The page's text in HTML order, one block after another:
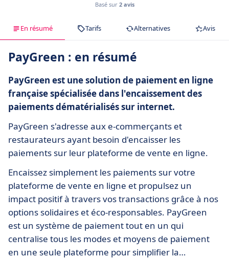
Basé sur 2 avis
En résumé Tarifs Alternatives Avis
PayGreen : en résumé
PayGreen est une solution de paiement en ligne
française spécialisée dans l'encaissement des
paiements dématérialisés sur internet.
PayGreen s'adresse aux e-commerçants et
restaurateurs ayant besoin d'encaisser les
paiements sur leur plateforme de vente en ligne.
Encaissez simplement les paiements sur votre
plateforme de vente en ligne et propulsez un
impact positif à travers vos transactions grâce à nos
options solidaires et éco-responsables. PayGreen
est un système de paiement tout en un qui
centralise tous les modes et moyens de paiement
en une seule plateforme pour simplifier la